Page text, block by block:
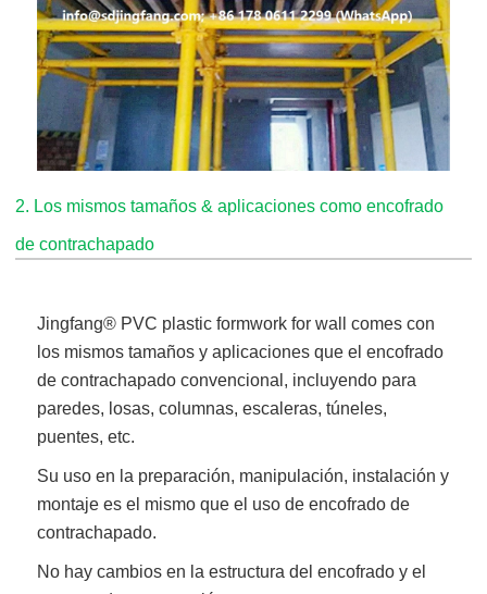
2. Los mismos tamaños & aplicaciones como encofrado
de contrachapado
Jingfang® PVC plastic formwork for wall comescon
los mismos tamaños y aplicaciones que el encofrado
de contrachapado convencional, incluyendo para
paredes, losas, columnas, escaleras, túneles,
puentes, etc.
Su uso en la preparación, manipulación, instalación y
montaje es el mismo que el uso de encofrado de
contrachapado.
No hay cambios en la estructura del encofrado y el